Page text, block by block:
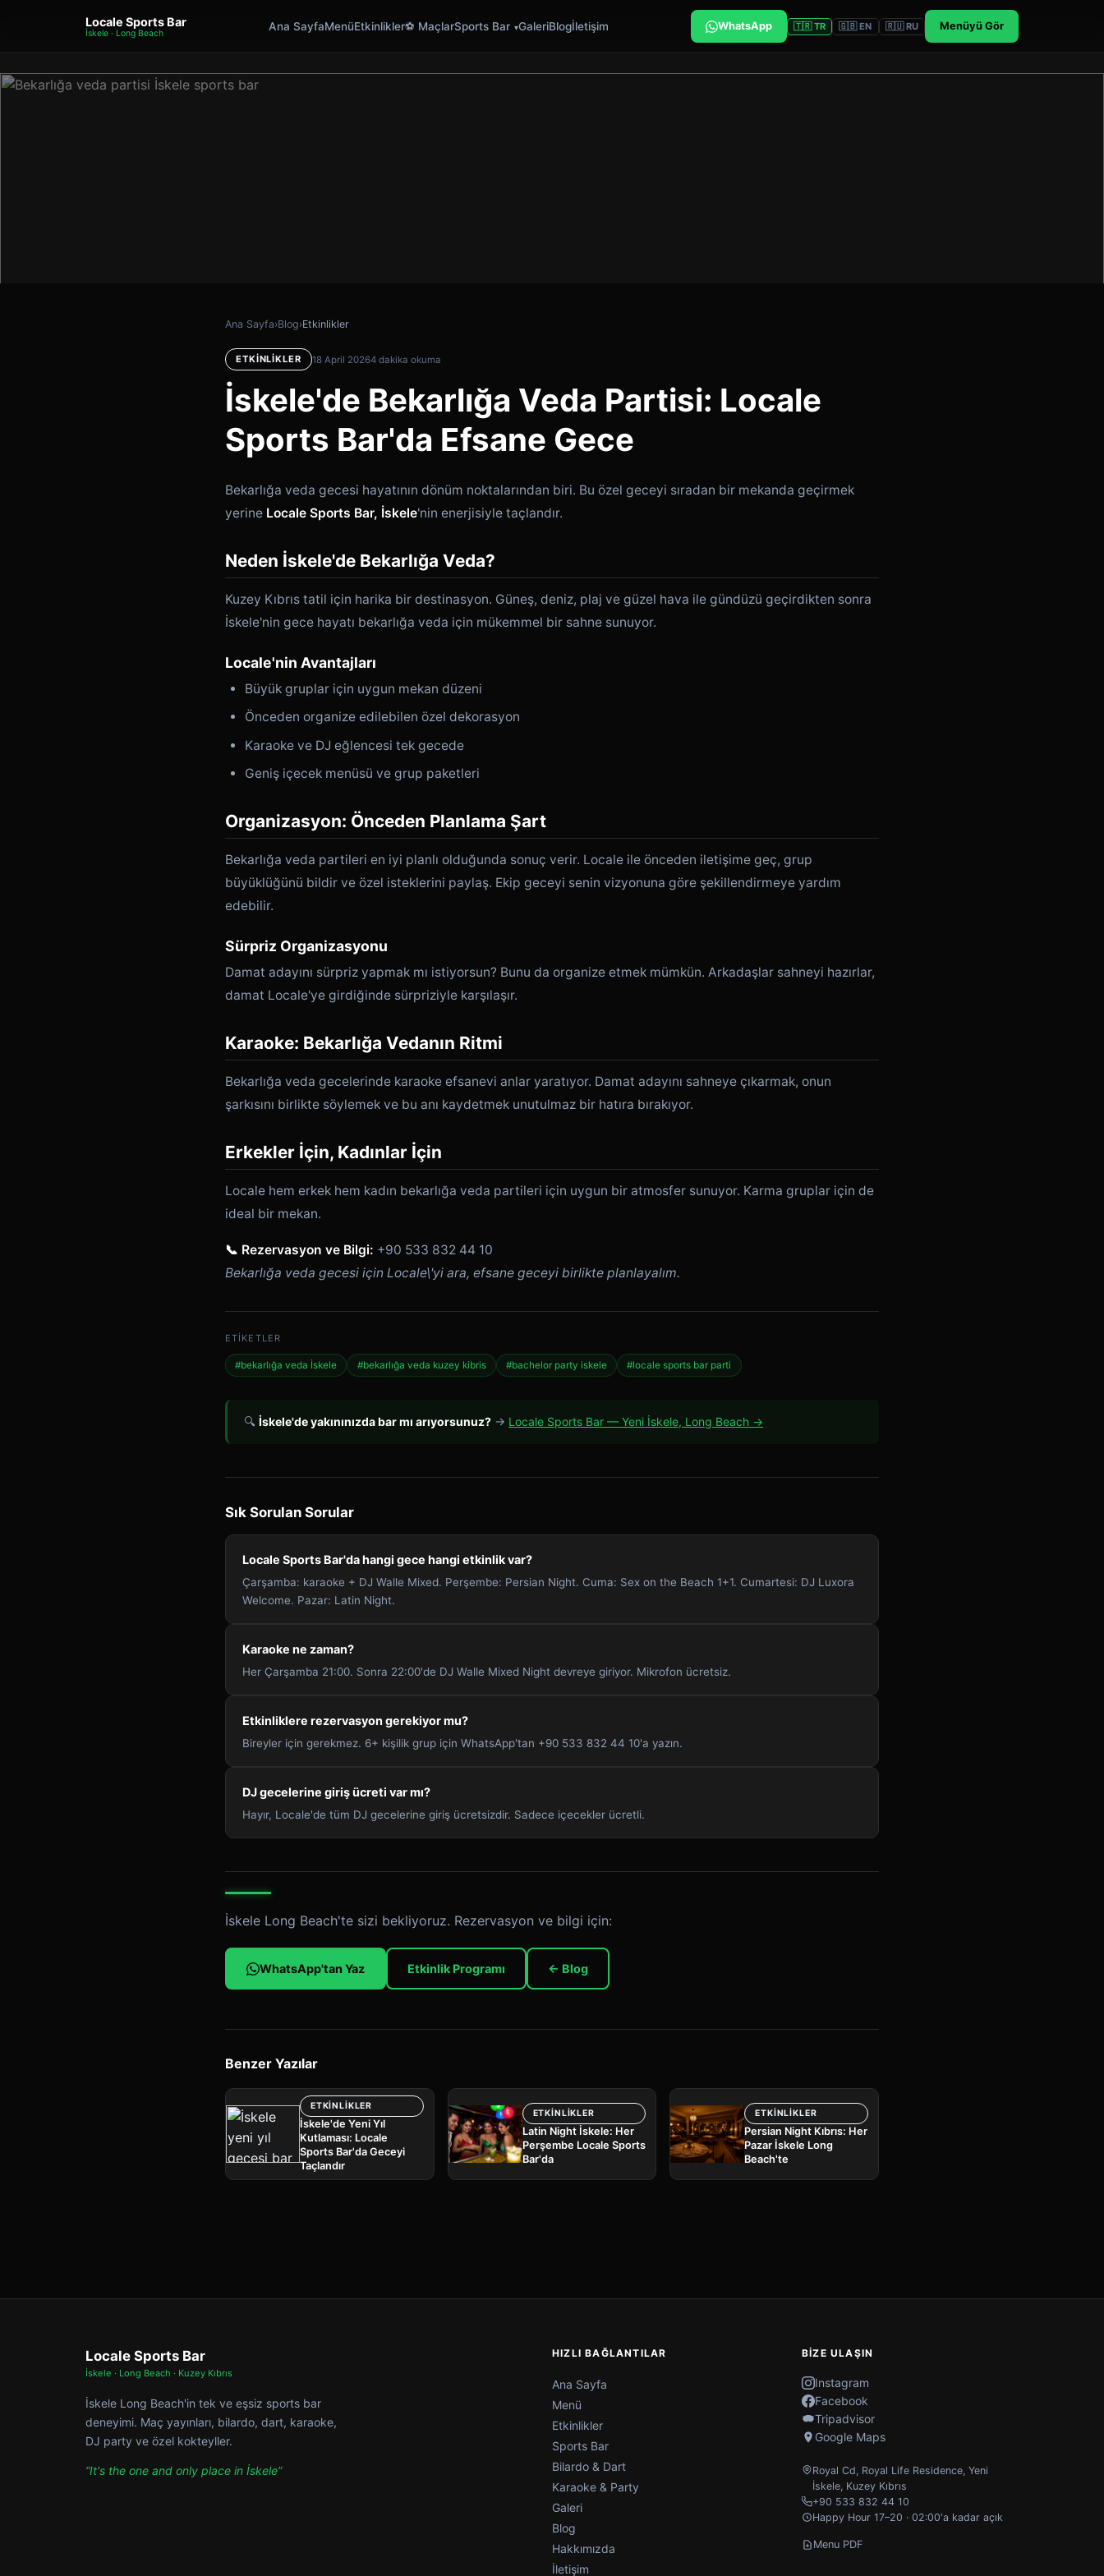
Locale Sports Bar
İskele · Long Beach
Ana SayfaMenüEtkinlikler⚽ MaçlarSports Bar GaleriBlogİletişim WhatsApp 🇹🇷 TR 🇬🇧 EN 🇷🇺 RU Menüyü Gör
Ana Sayfa›Blog›Etkinlikler
ETKINLIKLER 18 April 20264 dakika okuma
İskele'de Bekarlığa Veda Partisi: Locale
Sports Bar'da Efsane Gece
Bekarlığa veda gecesi hayatının dönüm noktalarından biri. Bu özel geceyi sıradan bir mekanda geçirmek
yerine Locale Sports Bar, İskele'nin enerjisiyle taçlandır.
Neden İskele'de Bekarlığa Veda?
Kuzey Kıbrıs tatil için harika bir destinasyon. Güneş, deniz, plaj ve güzel hava ile gündüzü geçirdikten sonra
İskele'nin gece hayatı bekarlığa veda için mükemmel bir sahne sunuyor.
Locale'nin Avantajları
Büyük gruplar için uygun mekan düzeni
Önceden organize edilebilen özel dekorasyon
Karaoke ve DJ eğlencesi tek gecede
Geniş içecek menüsü ve grup paketleri
Organizasyon: Önceden Planlama Şart
Bekarlığa veda partileri en iyi planlı olduğunda sonuç verir. Locale ile önceden iletişime geç, grup
büyüklüğünü bildir ve özel isteklerini paylaş. Ekip geceyi senin vizyonuna göre şekillendirmeye yardım
edebilir.
Sürpriz Organizasyonu
Damat adayını sürpriz yapmak mı istiyorsun? Bunu da organize etmek mümkün. Arkadaşlar sahneyi hazırlar,
damat Locale'ye girdiğinde sürpriziyle karşılaşır.
Karaoke: Bekarlığa Vedanın Ritmi
Bekarlığa veda gecelerinde karaoke efsanevi anlar yaratıyor. Damat adayını sahneye çıkarmak, onun
şarkısını birlikte söylemek ve bu anı kaydetmek unutulmaz bir hatıra bırakıyor.
Erkekler İçin, Kadınlar İçin
Locale hem erkek hem kadın bekarlığa veda partileri için uygun bir atmosfer sunuyor. Karma gruplar için de
ideal bir mekan.
📞 Rezervasyon ve Bilgi: +90 533 832 44 10
Bekarlığa veda gecesi için Locale\'yi ara, efsane geceyi birlikte planlayalım.
ETIKETLER
#bekarlığa veda İskele #bekarlığa veda kuzey kibris #bachelor party iskele #locale sports bar parti
🔍 İskele'de yakınınızda bar mı arıyorsunuz? → Locale Sports Bar — Yeni İskele, Long Beach →
Sık Sorulan Sorular
Locale Sports Bar'da hangi gece hangi etkinlik var?
Çarşamba: karaoke + DJ Walle Mixed. Perşembe: Persian Night. Cuma: Sex on the Beach 1+1. Cumartesi: DJ Luxora
Welcome. Pazar: Latin Night.
Karaoke ne zaman?
Her Çarşamba 21:00. Sonra 22:00'de DJ Walle Mixed Night devreye giriyor. Mikrofon ücretsiz.
Etkinliklere rezervasyon gerekiyor mu?
Bireyler için gerekmez. 6+ kişilik grup için WhatsApp'tan +90 533 832 44 10'a yazın.
DJ gecelerine giriş ücreti var mı?
Hayır, Locale'de tüm DJ gecelerine giriş ücretsizdir. Sadece içecekler ücretli.
İskele Long Beach'te sizi bekliyoruz. Rezervasyon ve bilgi için:
WhatsApp'tan Yaz Etkinlik Programı ← Blog
Benzer Yazılar
ETKINLIKLER
İskele'de Yeni Yıl
Kutlaması: Locale
Sports Bar'da Geceyi
Taçlandır
ETKINLIKLER
Latin Night İskele: Her
Perşembe Locale Sports
Bar'da
ETKINLIKLER
Persian Night Kıbrıs: Her
Pazar İskele Long
Beach'te
Locale Sports Bar
İskele · Long Beach · Kuzey Kıbrıs
İskele Long Beach'in tek ve eşsiz sports bar
deneyimi. Maç yayınları, bilardo, dart, karaoke,
DJ party ve özel kokteyller.
“It's the one and only place in İskele”
HIZLI BAĞLANTILAR
Ana Sayfa
Menü
Etkinlikler
Sports Bar
Bilardo & Dart
Karaoke & Party
Galeri
Blog
Hakkımızda
İletişim
BIZE ULAŞIN
Instagram
Facebook
Tripadvisor
Google Maps
Royal Cd, Royal Life Residence, Yeni
İskele, Kuzey Kıbrıs
+90 533 832 44 10
Happy Hour 17–20 · 02:00'a kadar açık
Menu PDF